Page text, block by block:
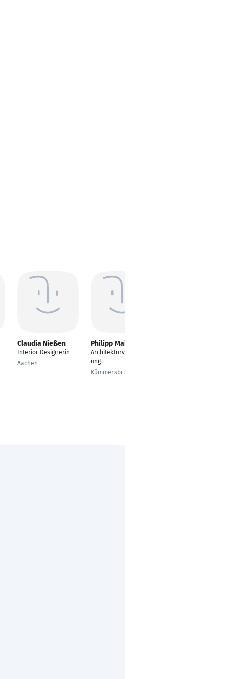
Claudia Nießen
Interior Designerin
Aachen
Philipp Maier
Architekturvisualisier
ung
Kümmersbruck